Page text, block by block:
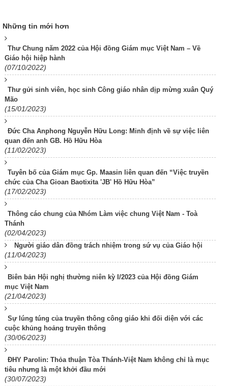
Những tin mới hơn
Thư Chung năm 2022 của Hội đồng Giám mục Việt Nam – Về
Giáo hội hiệp hành
(07/10/2022)
Thư gửi sinh viên, học sinh Công giáo nhân dịp mừng xuân Quý
Mão
(15/01/2023)
Đức Cha Anphong Nguyễn Hữu Long: Minh định về sự việc liên
quan đến anh GB. Hồ Hữu Hòa
(11/02/2023)
Tuyên bố của Giám mục Gp. Maasin liên quan đến “Việc truyền
chức của Cha Gioan Baotixita 'JB' Hồ Hữu Hòa”
(17/02/2023)
Thông cáo chung của Nhóm Làm việc chung Việt Nam - Toà
Thánh
(02/04/2023)
Người giáo dân đồng trách nhiệm trong sứ vụ của Giáo hội
(11/04/2023)
Biên bản Hội nghị thường niên kỳ I/2023 của Hội đồng Giám
mục Việt Nam
(21/04/2023)
Sự lúng túng của truyền thông công giáo khi đối diện với các
cuộc khủng hoảng truyền thông
(30/06/2023)
ĐHY Parolin: Thỏa thuận Tòa Thánh-Việt Nam không chỉ là mục
tiêu nhưng là một khởi đầu mới
(30/07/2023)